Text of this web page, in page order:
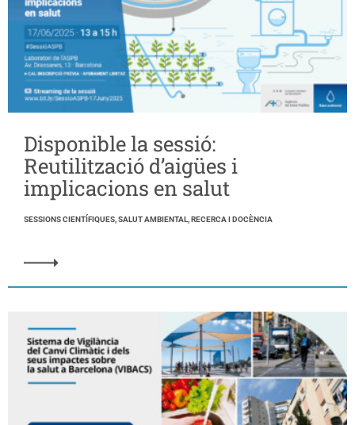
Disponible la sessió:
Reutilització d’aigües i
implicacions en salut
SESSIONS CIENTÍFIQUES, SALUT AMBIENTAL, RECERCA I DOCÈNCIA